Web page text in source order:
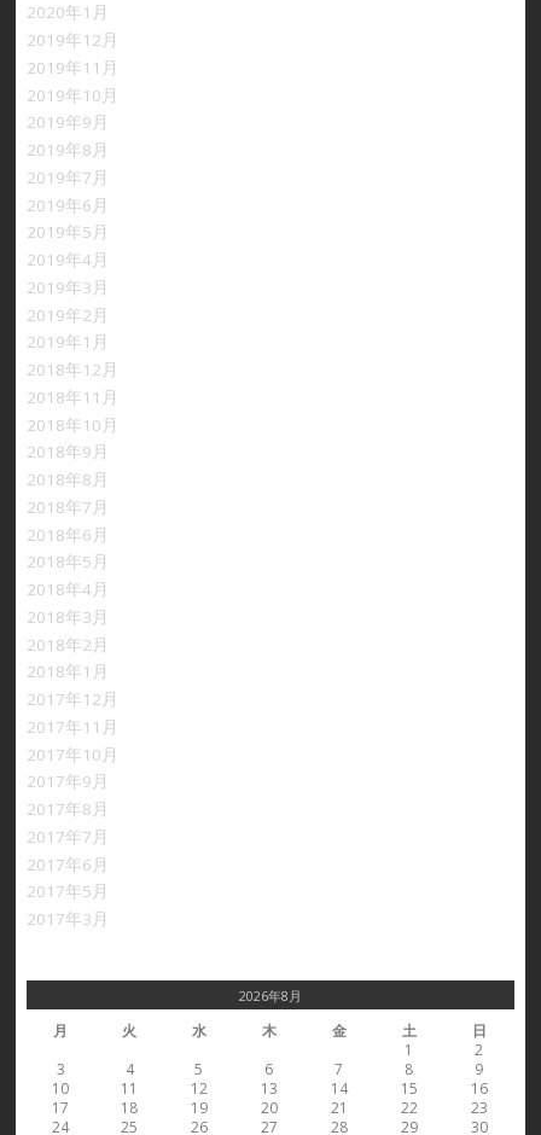
2020年1月
2019年12月
2019年11月
2019年10月
2019年9月
2019年8月
2019年7月
2019年6月
2019年5月
2019年4月
2019年3月
2019年2月
2019年1月
2018年12月
2018年11月
2018年10月
2018年9月
2018年8月
2018年7月
2018年6月
2018年5月
2018年4月
2018年3月
2018年2月
2018年1月
2017年12月
2017年11月
2017年10月
2017年9月
2017年8月
2017年7月
2017年6月
2017年5月
2017年3月
2026年8月
月 火 水 木 金 土
日
1
2
3
4 5 6 7 8
9
10
11 12 13 14 15
16
17
18 19 20 21 22
23
24
25 26 27 28 29 30